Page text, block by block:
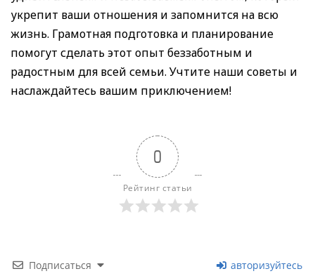
укрепит ваши отношения и запомнится на всю
жизнь. Грамотная подготовка и планирование
помогут сделать этот опыт беззаботным и
радостным для всей семьи. Учтите наши советы и
наслаждайтесь вашим приключением!
0
Рейтинг статьи
Подписаться авторизуйтесь